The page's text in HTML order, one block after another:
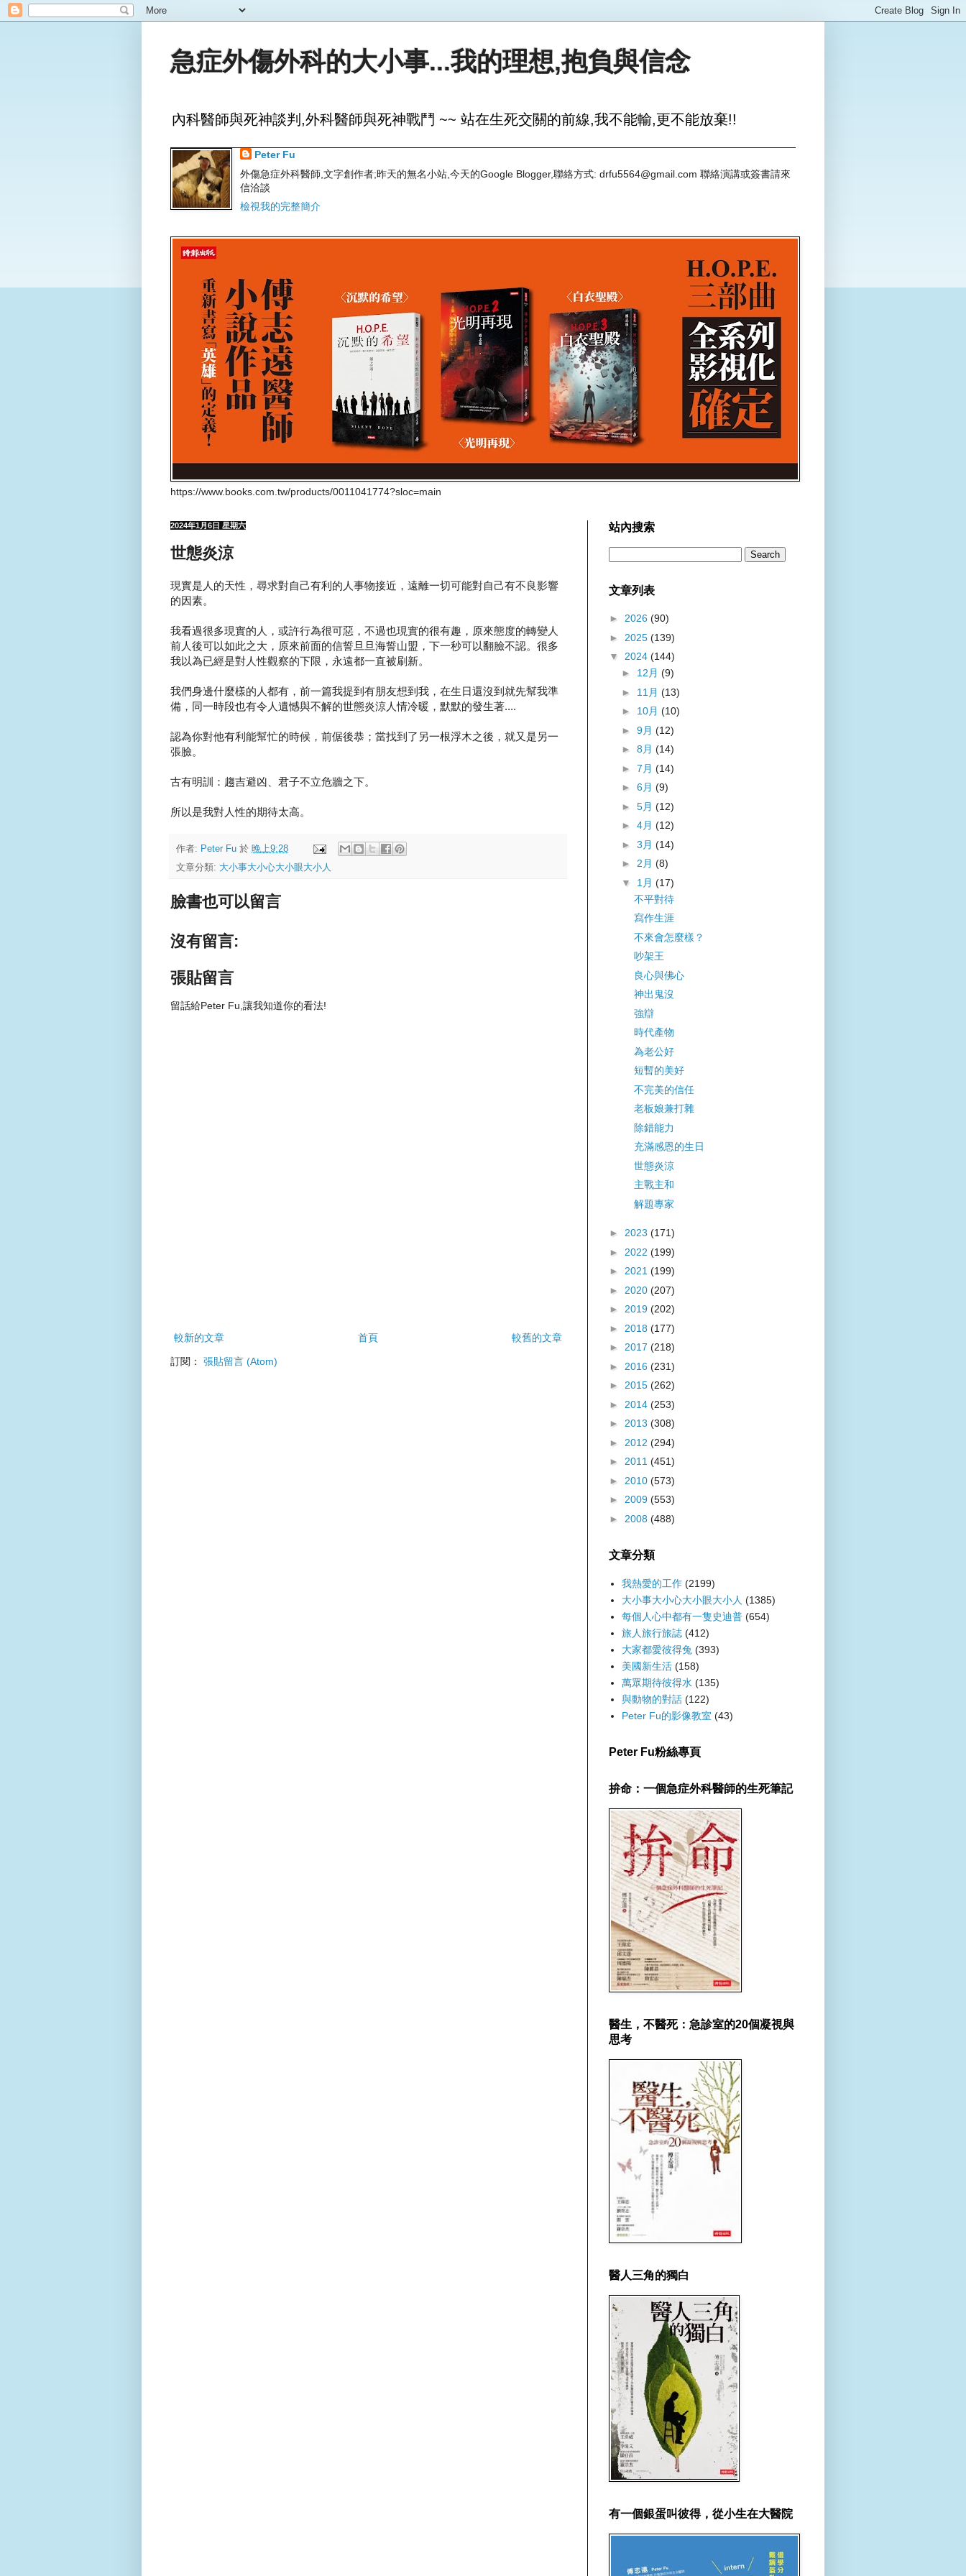
急症外傷外科的大小事...我的理想,抱負與信念
內科醫師與死神談判,外科醫師與死神戰鬥 ~~ 站在生死交關的前線,我不能輸,更不能放棄!!
Peter Fu
外傷急症外科醫師,文字創作者;昨天的無名小站,今天的Google Blogger,聯絡方式: drfu5564@gmail.com 聯絡演講或簽書請來
信洽談
檢視我的完整簡介
https://www.books.com.tw/products/0011041774?sloc=main
2024年1月6日 星期六
世態炎涼
現實是人的天性，尋求對自己有利的人事物接近，遠離一切可能對自己有不良影響
的因素。
我看過很多現實的人，或許行為很可惡，不過也現實的很有趣，原來態度的轉變人
前人後可以如此之大，原來前面的信誓旦旦海誓山盟，下一秒可以翻臉不認。很多
我以為已經是對人性觀察的下限，永遠都一直被刷新。
我們身邊什麼樣的人都有，前一篇我提到有朋友想到我，在生日還沒到就先幫我準
備，同一時段也有令人遺憾與不解的世態炎涼人情冷暖，默默的發生著....
認為你對他有利能幫忙的時候，前倨後恭；當找到了另一根浮木之後，就又是另一
張臉。
古有明訓：趨吉避凶、君子不立危牆之下。
所以是我對人性的期待太高。
作者: Peter Fu 於 晚上9:28
文章分類: 大小事大小心大小眼大小人
臉書也可以留言
沒有留言:
張貼留言
留話給Peter Fu,讓我知道你的看法!
較新的文章 較舊的文章
首頁
訂閱： 張貼留言 (Atom)
站內搜索
文章列表
► 2026 (90)
► 2025 (139)
▼ 2024 (144)
► 12月 (9)
► 11月 (13)
► 10月 (10)
► 9月 (12)
► 8月 (14)
► 7月 (14)
► 6月 (9)
► 5月 (12)
► 4月 (12)
► 3月 (14)
► 2月 (8)
▼ 1月 (17)
不平對待
寫作生涯
不來會怎麼樣？
吵架王
良心與佛心
神出鬼沒
強辯
時代產物
為老公好
短暫的美好
不完美的信任
老板娘兼打雜
除錯能力
充滿感恩的生日
世態炎涼
主戰主和
解題專家
► 2023 (171)
► 2022 (199)
► 2021 (199)
► 2020 (207)
► 2019 (202)
► 2018 (177)
► 2017 (218)
► 2016 (231)
► 2015 (262)
► 2014 (253)
► 2013 (308)
► 2012 (294)
► 2011 (451)
► 2010 (573)
► 2009 (553)
► 2008 (488)
文章分類
我熱愛的工作 (2199)
大小事大小心大小眼大小人 (1385)
每個人心中都有一隻史迪普 (654)
旅人旅行旅誌 (412)
大家都愛彼得兔 (393)
美國新生活 (158)
萬眾期待彼得水 (135)
與動物的對話 (122)
Peter Fu的影像教室 (43)
Peter Fu粉絲專頁
拚命：一個急症外科醫師的生死筆記
醫生，不醫死：急診室的20個凝視與
思考
醫人三角的獨白
有一個銀蛋叫彼得，從小生在大醫院